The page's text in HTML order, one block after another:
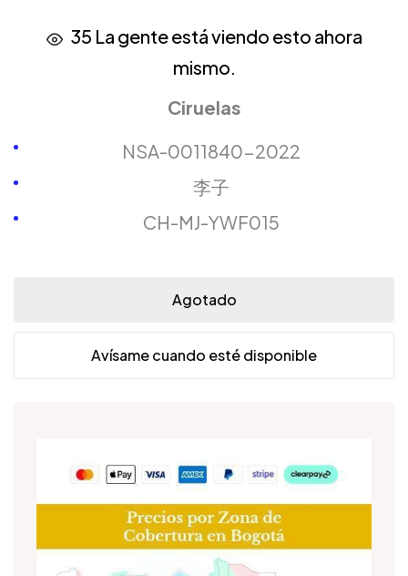
35 La gente está viendo esto ahora
mismo.
Ciruelas
NSA-0011840-2022
李子
CH-MJ-YWF015
Agotado
Avísame cuando esté disponible